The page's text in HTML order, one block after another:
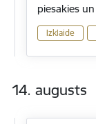
piesakies
Izklaide
14. augusts